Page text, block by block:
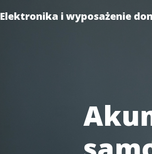
Elektronika i wyposażenie